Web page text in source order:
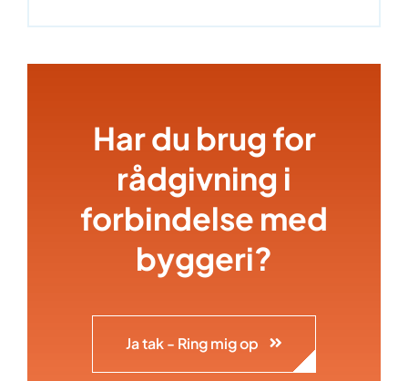
Har du brug for
rådgivning i
forbindelse med
byggeri?
Ja tak - Ring mig op